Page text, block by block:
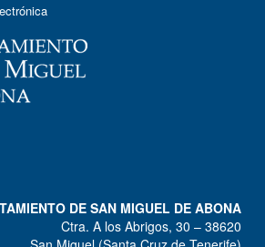
DE SAN MIGUEL DE ABONA
Ctra. A los Abrigos, 30 – 38620